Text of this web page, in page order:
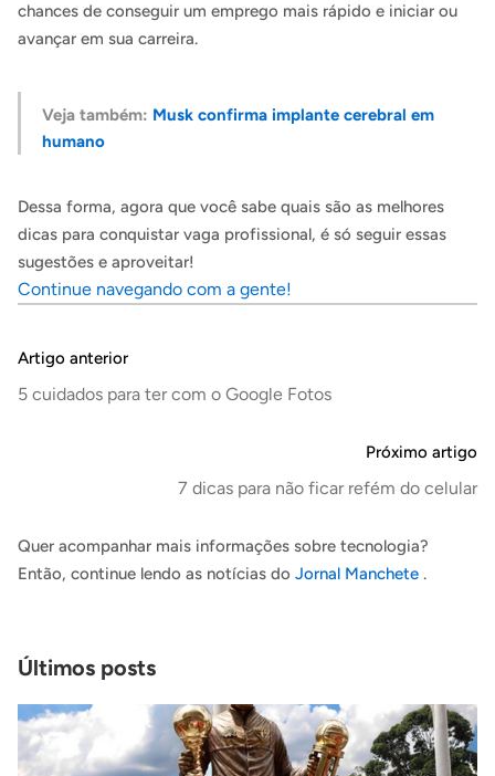
chances de conseguir um emprego mais rápido e iniciar ou
avançar em sua carreira.
Veja também: Musk confirma implante cerebral em
humano
Dessa forma, agora que você sabe quais são as melhores
dicas para conquistar vaga profissional, é só seguir essas
sugestões e aproveitar!
Continue navegando com a gente!
Artigo anterior
5 cuidados para ter com o Google Fotos
Próximo artigo
7 dicas para não ficar refém do celular
Quer acompanhar mais informações sobre tecnologia?
Então, continue lendo as notícias do Jornal Manchete .
Últimos posts